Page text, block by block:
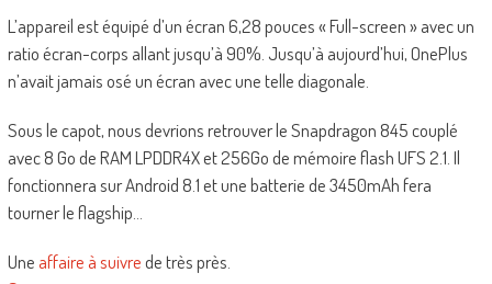
L’appareil est équipé d’un écran 6,28 pouces « Full-screen » avec un
ratio écran-corps allant jusqu’à 90%. Jusqu’à aujourd’hui, OnePlus
n’avait jamais osé un écran avec une telle diagonale.
Sous le capot, nous devrions retrouver le Snapdragon 845 couplé
avec 8 Go de RAM LPDDR4X et 256Go de mémoire flash UFS 2.1. Il
fonctionnera sur Android 8.1 et une batterie de 3450mAh fera
tourner le flagship…
Une affaire à suivrede très près.